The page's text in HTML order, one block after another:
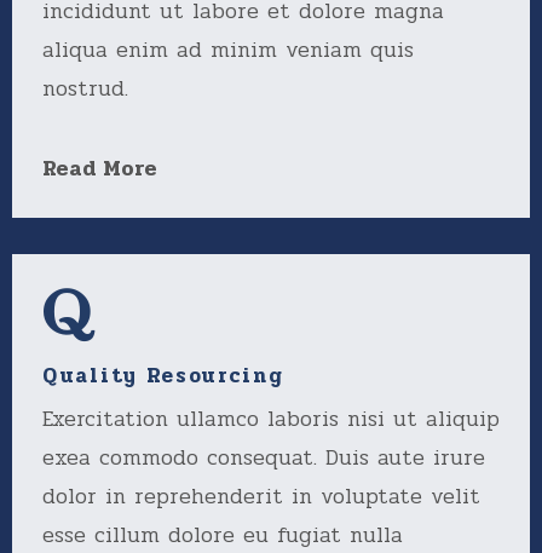
incididunt ut labore et dolore magna
aliqua enim ad minim veniam quis
nostrud.
Read More
Quality Resourcing
Exercitation ullamco laboris nisi ut aliquip
exea commodo consequat. Duis aute irure
dolor in reprehenderit in voluptate velit
esse cillum dolore eu fugiat nulla